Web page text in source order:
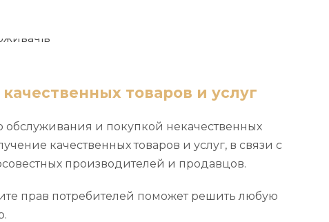
товаров и услуг
и покупкой некачественных
качественных товаров и услуг, в связи с
производителей и продавцов.
прав потребителей поможет решить любую